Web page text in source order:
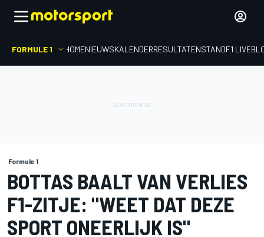
FORMULE 1 HOMENIEUWSKALENDERRESULTATENSTANDF1
Formule 1
BOTTAS BAALT VAN VERLIES
F1-ZITJE: "WEET DAT DEZE
SPORT ONEERLIJK IS"